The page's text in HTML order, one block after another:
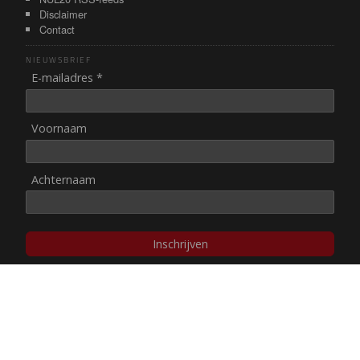
Disclaimer
Contact
NIEUWSBRIEF
E-mailadres *
Voornaam
Achternaam
Inschrijven